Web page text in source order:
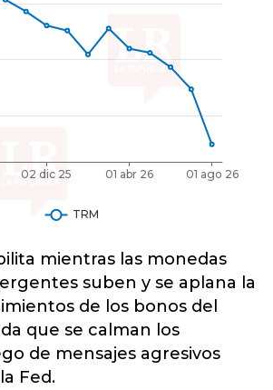
mientras las monedas
suben y se aplana la
de los bonos del
que se calman los
de mensajes agresivos
Fed.